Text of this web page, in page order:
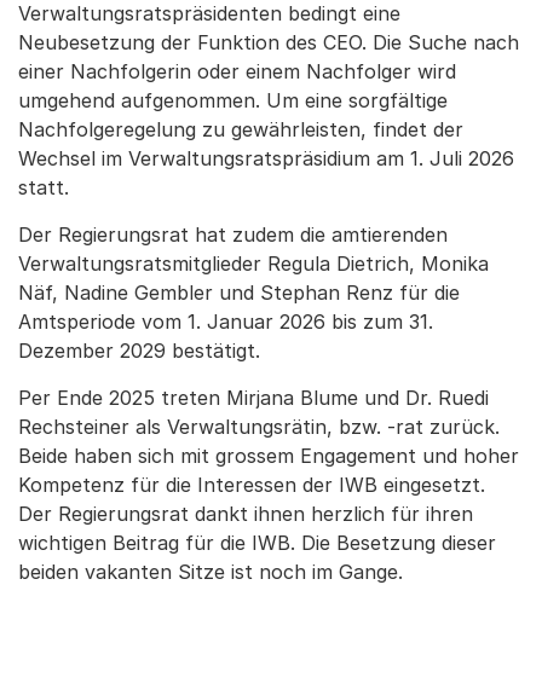
Verwaltungsratspräsidenten bedingt eine
Neubesetzung der Funktion des CEO. Die Suche nach
einer Nachfolgerin oder einem Nachfolger wird
umgehend aufgenommen. Um eine sorgfältige
Nachfolgeregelung zu gewährleisten, findet der
Wechsel im Verwaltungsratspräsidium am 1. Juli 2026
statt.
Der Regierungsrat hat zudem die amtierenden
Verwaltungsratsmitglieder Regula Dietrich, Monika
Näf, Nadine Gembler und Stephan Renz für die
Amtsperiode vom 1. Januar 2026 bis zum 31.
Dezember 2029 bestätigt.
Per Ende 2025 treten Mirjana Blume und Dr. Ruedi
Rechsteiner als Verwaltungsrätin, bzw. -rat zurück.
Beide haben sich mit grossem Engagement und hoher
Kompetenz für die Interessen der IWB eingesetzt.
Der Regierungsrat dankt ihnen herzlich für ihren
wichtigen Beitrag für die IWB. Die Besetzung dieser
beiden vakanten Sitze ist noch im Gange.